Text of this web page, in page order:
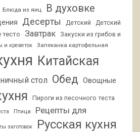
Блюда из яиц В духовке
Десерты Детский
Детский
Завтрак
Закуски из грибов и
и креветок Запеканка картофельная
Китайская
стол Обед Овощные
Пироги из песочного теста
Птица
Рецепты для
заготовок Русская кухня